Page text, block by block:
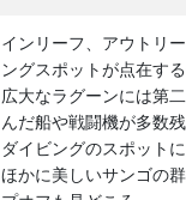
インリーフ、アウトリ
ングスポットが点在する
広大なラグーンには第
んだ船や戦闘機が多数
ダイビングのスポットに
ほかに美しいサンゴの